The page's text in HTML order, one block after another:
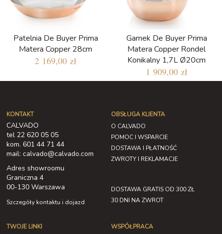
Patelnia De Buyer Prima
Matera Copper 28cm
2 169,00 zł
Garnek De Buyer Prima
Matera Copper Rondel
Konikalny 1,7L Ø20cm
1 909,00 zł
KONTAKT
CALVADO
tel 22 620 05 05
kom. 601 44 71 44
mail: calvado@calvado.com
Adres showroomu
Graniczna 4
00-130 Warszawa
Szczegóły kontaktu i dojazd
OBSŁUGA KLIENTA
O CALVADO
POMOC I WSPARCIE
DOSTAWA I PŁATNOŚĆ
ZWROTY I REKLAMACJE
DOSTAWA GRATIS OD 300 ZŁ
30 DNI NA ZWROT
TWOJE LINKI
WSPÓŁPRACA